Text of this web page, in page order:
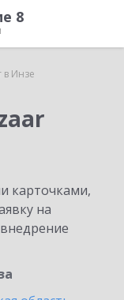
8
в Инзе
карточками,
на